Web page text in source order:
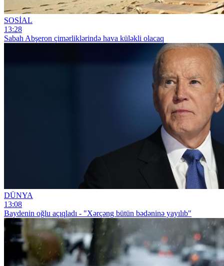
SOSİAL
13:28
Sabah Abşeron çimərliklərində hava küləkli olacaq
DÜNYA
13:08
Baydenin oğlu açıqladı - "Xərçəng bütün bədəninə yayılıb"